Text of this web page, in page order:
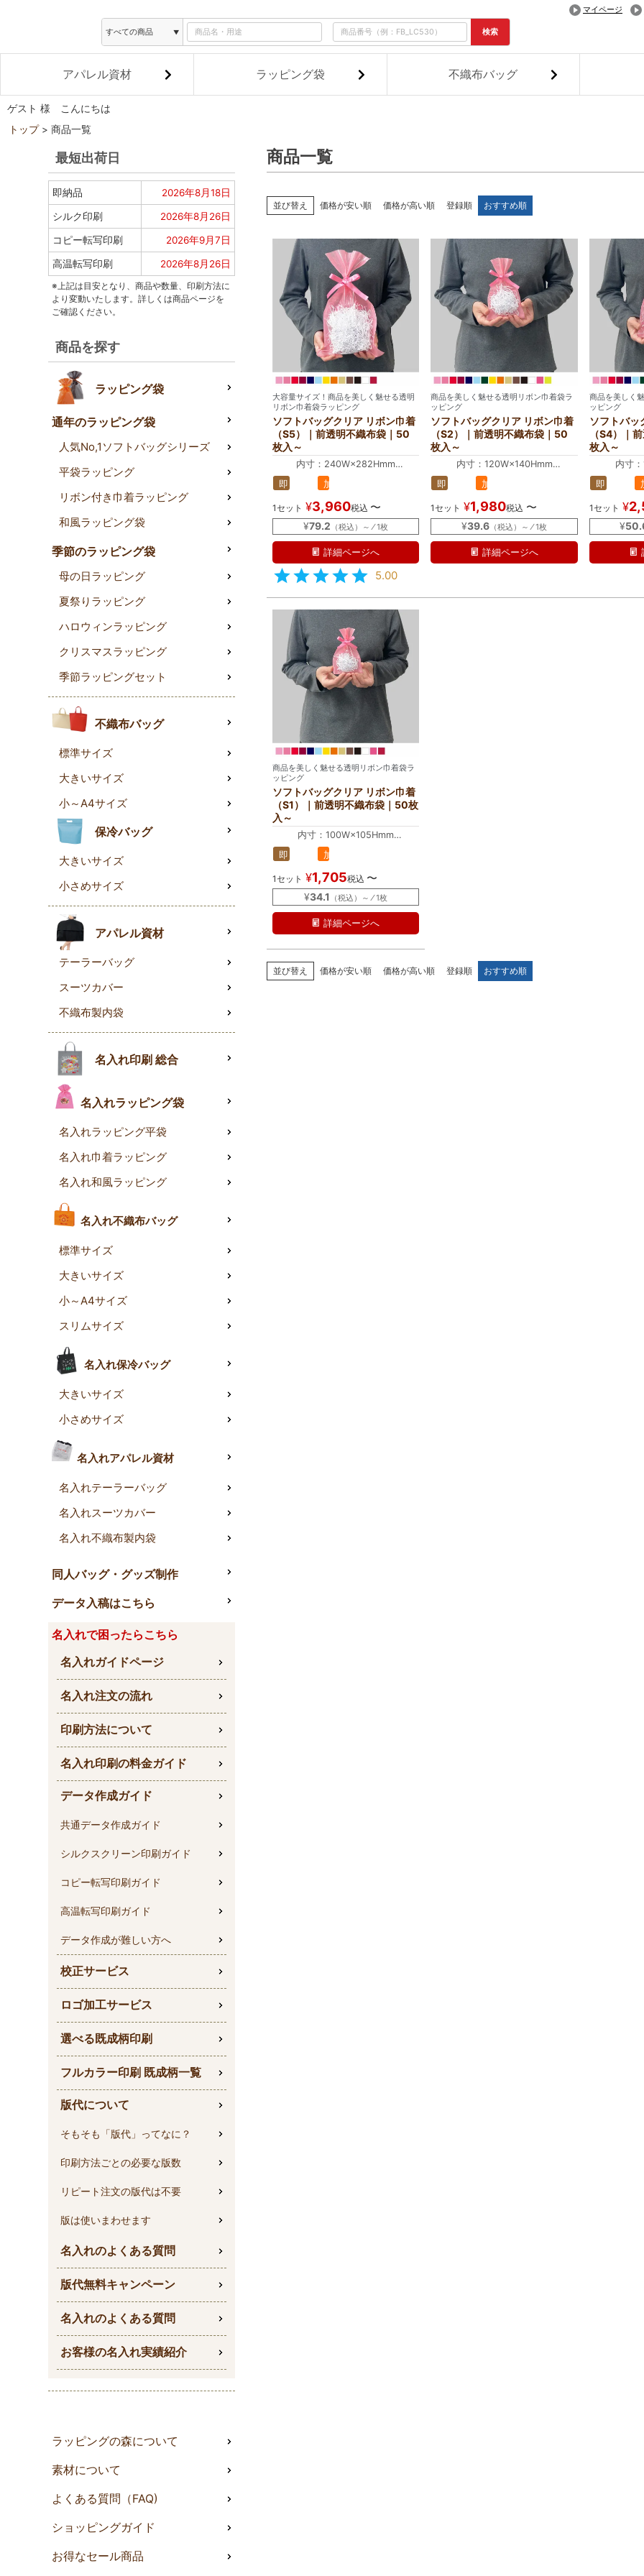
検索
マイページ
アパレル資材 ラッピング袋 不織布バッグ
ゲスト 様 こんにちは
トップ 商品一覧
最短出荷日
即納品 2026年8月18日
シルク印刷 2026年8月26日
コピー転写印刷 2026年9月7日
高温転写印刷 2026年8月26日
※上記は目安となり、商品や数量、印刷方法に
より変動いたします。詳しくは商品ページを
ご確認ください。
商品を探す
ラッピング袋
通年のラッピング袋
人気No,1ソフトバッグシリーズ
平袋ラッピング
リボン付き巾着ラッピング
和風ラッピング袋
季節のラッピング袋
母の日ラッピング
夏祭りラッピング
ハロウィンラッピング
クリスマスラッピング
季節ラッピングセット
不織布バッグ
標準サイズ
大きいサイズ
小～A4サイズ
保冷バッグ
大きいサイズ
小さめサイズ
アパレル資材
テーラーバッグ
スーツカバー
不織布製内袋
名入れ印刷 総合
名入れラッピング袋
名入れラッピング平袋
名入れ巾着ラッピング
名入れ和風ラッピング
名入れ不織布バッグ
標準サイズ
大きいサイズ
小～A4サイズ
スリムサイズ
名入れ保冷バッグ
大きいサイズ
小さめサイズ
名入れアパレル資材
名入れテーラーバッグ
名入れスーツカバー
名入れ不織布製内袋
同人バッグ・グッズ制作
データ入稿はこちら
名入れで困ったらこちら
名入れガイドページ
名入れ注文の流れ
印刷方法について
名入れ印刷の料金ガイド
データ作成ガイド
共通データ作成ガイド
シルクスクリーン印刷ガイド
コピー転写印刷ガイド
高温転写印刷ガイド
データ作成が難しい方へ
校正サービス
ロゴ加工サービス
選べる既成柄印刷
フルカラー印刷 既成柄一覧
版代について
そもそも「版代」ってなに？
印刷方法ごとの必要な版数
リピート注文の版代は不要
版は使いまわせます
名入れのよくある質問
版代無料キャンペーン
名入れのよくある質問
お客様の名入れ実績紹介
ラッピングの森について
素材について
よくある質問（FAQ)
ショッピングガイド
お得なセール商品
商品一覧
並び替え 価格が安い順 価格が高い順 登録順 おすすめ順
大容量サイズ！商品を美しく魅せる透明
リボン巾着袋ラッピング
ソフトバッグクリア リボン巾着
（S5）｜前透明不織布袋｜50
枚入～
内寸：240W×282Hmm
外寸：240W×400Hmm
中身のサイズから最適なラッピング袋を自動計算する
即
品
加
品
1セット ¥3,960税込 〜
¥79.2 （税込）～ ⁄ 1枚
詳細ページへ
5.00
商品を美しく魅せる透明リボン巾着袋ラ
ッピング
ソフトバッグクリア リボン巾着
（S2）｜前透明不織布袋｜50
枚入～
内寸：120W×140Hmm
外寸：120W×200Hmm
中身のサイズから最適なラッピング袋を自動計算す
即
品
加
品
1セット ¥1,980税込 〜
¥39.6 （税込）～ ⁄ 1枚
詳細ページへ
商品を美しく
ッピング
ソフトバッ
（S4）｜
枚入～
内寸
外寸
中身のサ
即
品
1セット ¥
¥
商品を美しく魅せる透明リボン巾着袋ラ
ッピング
ソフトバッグクリア リボン巾着
（S1）｜前透明不織布袋｜50枚
入～
内寸：100W×105Hmm
外寸：100W×150Hmm
中身のサイズから最適なラッピング袋を自動計算する
即
品
加
品
1セット ¥1,705税込 〜
¥34.1 （税込）～ ⁄ 1枚
詳細ページへ
並び替え 価格が安い順 価格が高い順 登録順 おすすめ順